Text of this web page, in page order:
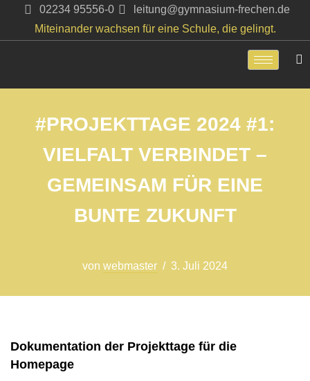
Zum
02234 95556-0
leitung@gymnasium-frechen.de
Miteinander wachsen für eine Schule, die gelingt.
#PROJEKTTAGE 2024 #1:
VIELFALT VERBINDET –
GEMEINSAM FÜR EINE
BUNTE ZUKUNFT
von webmaster 3. Juli 2024
Dokumentation der Projekttage für die
Homepage